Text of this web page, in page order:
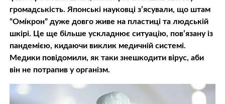
громадськість. Японські науковці з’ясували, що штам
“Омікрон” дуже довго живе на пластиці та людській
шкірі. Це ще більше ускладнює ситуацію, пов’язану із
пандемією, кидаючи виклик медичній системі.
Медики повідомили, як таки знешкодити вірус, аби
він не потрапив у організм.